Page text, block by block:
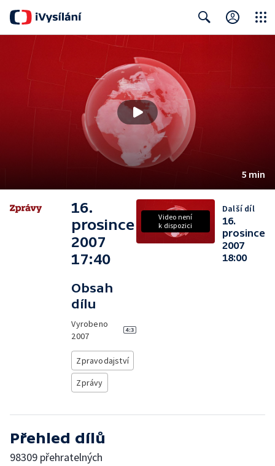
5 min
16.
prosince
2007
17:40
Obsah
dílu
Vyrobeno
2007
Zpravodajství
Zprávy
Video není
k dispozici
Další díl
16.
prosince
2007
18:00
Přehled dílů
98309 přehratelných